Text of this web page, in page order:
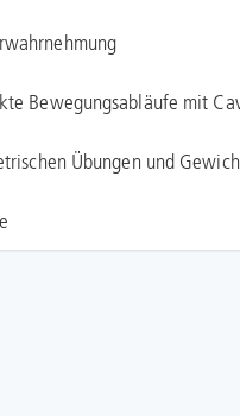
Bewegungsabläufe mit
Übungen und